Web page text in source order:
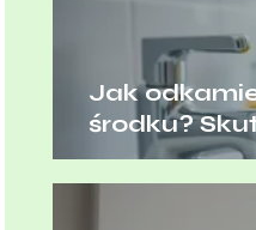
Jak
środku?
sposoby